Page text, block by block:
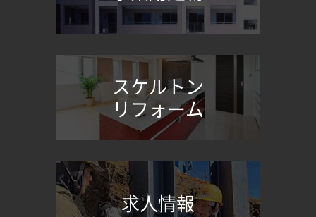
スケルトン
リフォーム
求人情報